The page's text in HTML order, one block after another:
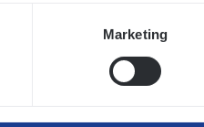
Marketing